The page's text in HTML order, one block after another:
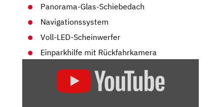
Panorama-Glas-Schiebedach
Navigationssystem
Voll-LED-Scheinwerfer
Einparkhilfe mit Rückfahrkamera